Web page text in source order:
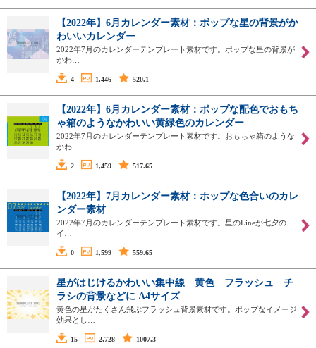
【2022年】6月カレンダー素材：ポップな星の背景がか
わいいカレンダー
2022年7月のカレンダーテンプレート素材です。ポップな星の背景が
かわ…
4 1,446 520.1
【2022年】6月カレンダー素材：ポップな配色でおもち
ゃ箱のようなかわいい黄緑色のカレンダー
2022年7月のカレンダーテンプレート素材です。おもちゃ箱のような
かわ…
2 1,459 517.65
【2022年】7月カレンダー素材：ホップな色合いのカレ
ンダー素材
2022年7月のカレンダーテンプレート素材です。星のLineが七夕の
イ…
0 1,599 559.65
星がはじけるかわいい集中線 黄色 フラッシュ チ
ラシの背景などに A4サイズ
黄色の星がたくさん飛ぶフラッシュ背景素材です。ポップなイメージ
効果とし…
15 2,728 1007.3